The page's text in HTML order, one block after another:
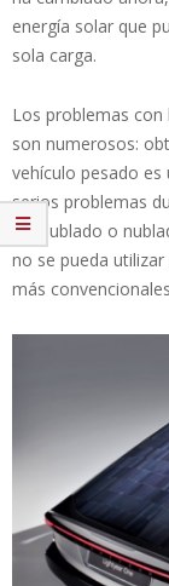
energía solar que
sola carga.
Los problemas
son numerosos:
vehículo pesado
serios problemas
día nublado o
no se pueda
más